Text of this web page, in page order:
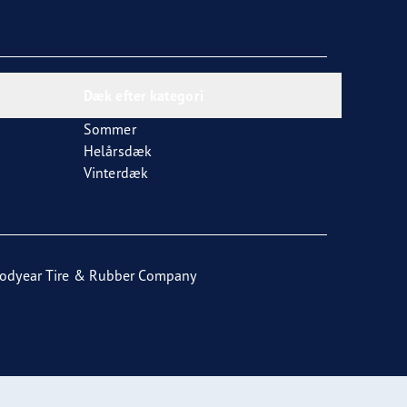
Sommer
Helårsdæk
Vinterdæk
Tire & Rubber Company